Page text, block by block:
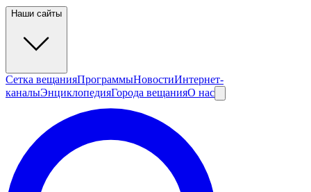
Наши сайты
Сетка вещанияПрограммыНовостиИнтернет-
каналыЭнциклопедияГорода вещанияО нас